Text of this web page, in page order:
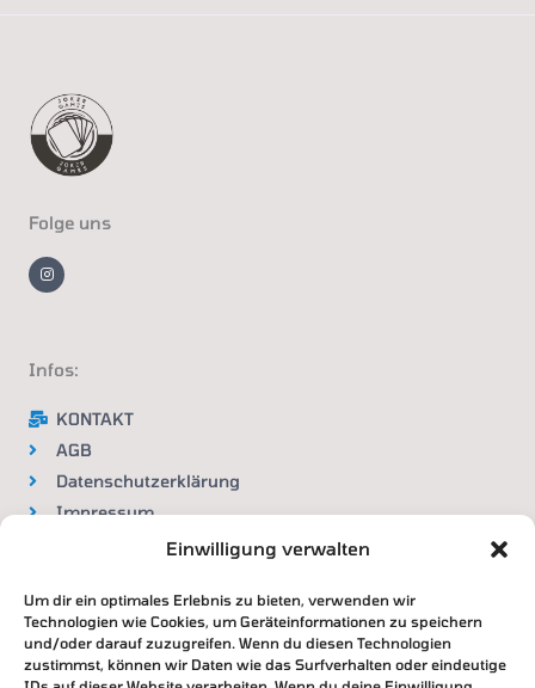
Einwilligung verwalten
Um dir ein optimales Erlebnis zu bieten, verwenden wir
Technologien wie Cookies, um Geräteinformationen zu speichern
und/oder darauf zuzugreifen. Wenn du diesen Technologien
zustimmst, können wir Daten wie das Surfverhalten oder eindeutige
Folge uns
n
s
t
m
Infos:
KONTAKT
AGB
Datenschutzerklärung
Impressum
Widerrufsbelehrung
VERTRAG WIDERRUFEN